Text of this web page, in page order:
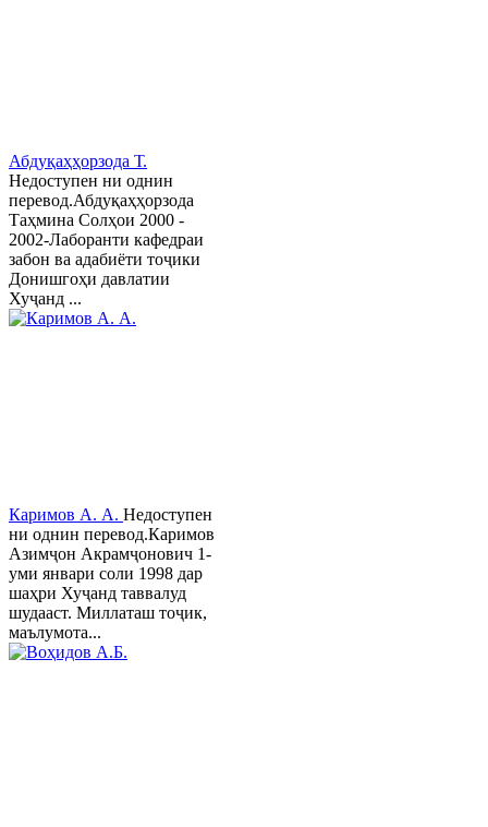
Абдуқаҳҳорзода Т.
Недоступен ни однин
перевод.Абдуқаҳҳорзода
Таҳмина Солҳои 2000 -
2002-Лаборанти кафедраи
забон ва адабиёти тоҷики
Донишгоҳи давлатии
Хуҷанд ...
Каримов А. А. Недоступен
ни однин перевод.Каримов
Азимҷон Акрамҷонович 1-
уми январи соли 1998 дар
шаҳри Хуҷанд таввалуд
шудааст. Миллаташ тоҷик,
маълумота...